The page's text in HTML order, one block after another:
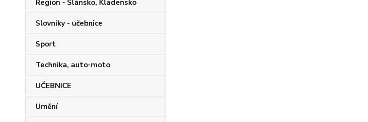
Region - Slánsko, Kladensko
Slovníky - učebnice
Sport
Technika, auto-moto
UČEBNICE
Umění